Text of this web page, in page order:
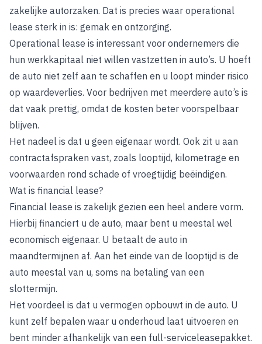
zakelijke autorzaken. Dat is precies waar operational
lease sterk in is: gemak en ontzorging.
Operational lease is interessant voor ondernemers die
hun werkkapitaal niet willen vastzetten in auto’s. U hoeft
de auto niet zelf aan te schaffen en u loopt minder risico
op waardeverlies. Voor bedrijven met meerdere auto’s is
dat vaak prettig, omdat de kosten beter voorspelbaar
blijven.
Het nadeel is dat u geen eigenaar wordt. Ook zit u aan
contractafspraken vast, zoals looptijd, kilometrage en
voorwaarden rond schade of vroegtijdig beëindigen.
Wat is financial lease?
Financial lease is zakelijk gezien een heel andere vorm.
Hierbij financiert u de auto, maar bent u meestal wel
economisch eigenaar. U betaalt de auto in
maandtermijnen af. Aan het einde van de looptijd is de
auto meestal van u, soms na betaling van een
slottermijn.
Het voordeel is dat u vermogen opbouwt in de auto. U
kunt zelf bepalen waar u onderhoud laat uitvoeren en
bent minder afhankelijk van een full-serviceleasepakket.